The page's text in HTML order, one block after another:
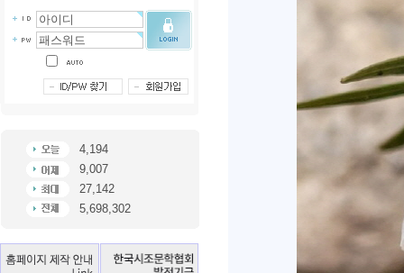
4,194
9,007
27,142
5,698,302